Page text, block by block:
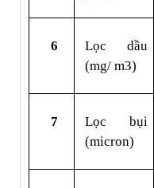
6
Lọc dầu
(mg/ m3)
7
Lọc bụi
(micron)